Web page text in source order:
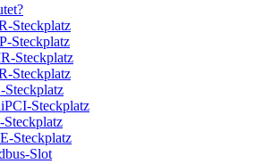
Steckplatz
Steckplatz
Steckplatz
Steckplatz
Steckplatz
Steckplatz
Steckplatz
Steckplatz
Slot